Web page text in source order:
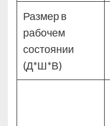
Размер в
рабочем
состоянии
(Д*Ш*В)